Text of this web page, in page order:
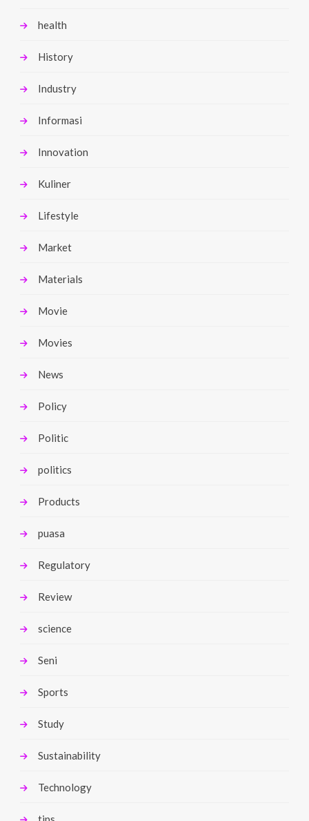
health
History
Industry
Informasi
Innovation
Kuliner
Lifestyle
Market
Materials
Movie
Movies
News
Policy
Politic
politics
Products
puasa
Regulatory
Review
science
Seni
Sports
Study
Sustainability
Technology